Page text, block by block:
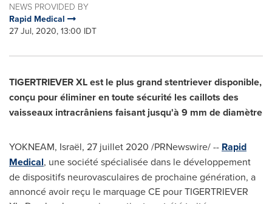
NEWS PROVIDED BY
Rapid Medical
27 Jul, 2020, 13:00 IDT
TIGERTRIEVER XL est le plus grand stentriever disponible,
conçu pour éliminer en toute sécurité les caillots des
vaisseaux intracrâniens faisant jusqu'à 9 mm de diamètre
YOKNEAM, Israël, 27 juillet 2020 /PRNewswire/ -- Rapid
Medical, une société spécialisée dans le développement
de dispositifs neurovasculaires de prochaine génération, a
annoncé avoir reçu le marquage CE pour TIGERTRIEVER